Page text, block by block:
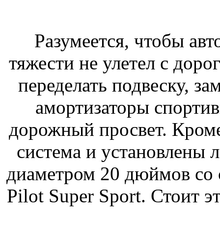
Разумеется, чтобы
тяжести не улетел с
переделать подвеску,
амортизаторы
дорожный просвет.
система и установлены
диаметром 20 дюймов
Pilot Super Sport. Стоит